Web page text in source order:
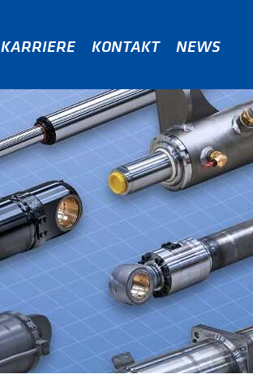
KARRIERE KONTAKT NEWS